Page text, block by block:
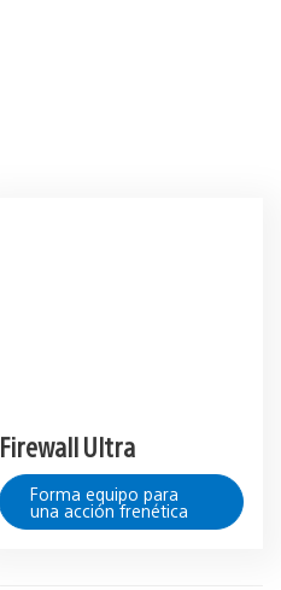
Firewall Ultra
Forma equipo para
una acción frenética